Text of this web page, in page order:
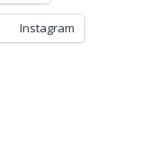
Instagram